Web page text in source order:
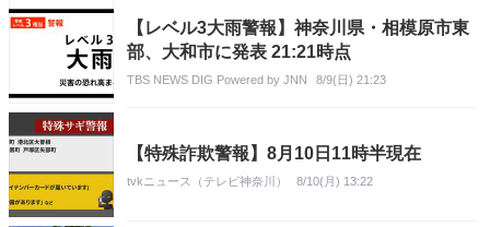
【レベル3大雨警報】神奈川県・相模原市東
部、大和市に発表 21:21時点
TBS NEWS DIG Powered by JNN 8/9(日) 21:23
【特殊詐欺警報】8月10日11時半現在
tvkニュース（テレビ神奈川） 8/10(月) 13:22